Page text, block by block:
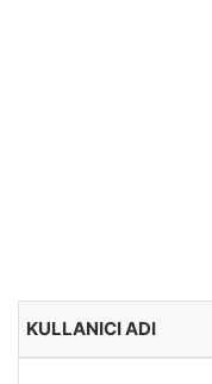
KULLANICI ADI